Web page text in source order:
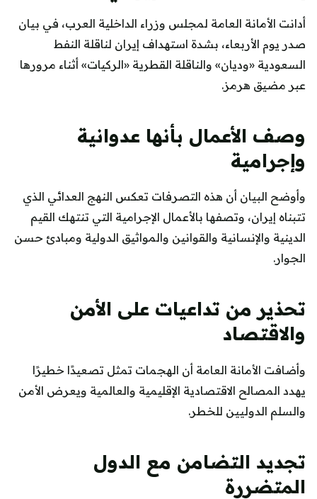
أدانت الأمانة العامة لمجلس وزراء الداخلية العرب، في بيان
صدر يوم الأربعاء، بشدة استهداف إيران لناقلة النفط
السعودية «وديان» والناقلة القطرية «الركيات» أثناء مرورها
عبر مضيق هرمز.
وصف الأعمال بأنها عدوانية
وإجرامية
وأوضح البيان أن هذه التصرفات تعكس النهج العدائي الذي
تتبناه إيران، وتصفها بالأعمال الإجرامية التي تنتهك القيم
الدينية والإنسانية والقوانين والمواثيق الدولية ومبادئ حسن
الجوار.
تحذير من تداعيات على الأمن
والاقتصاد
وأضافت الأمانة العامة أن الهجمات تمثل تصعيدًا خطيرًا
يهدد المصالح الاقتصادية الإقليمية والعالمية ويعرض الأمن
والسلم الدوليين للخطر.
تجديد التضامن مع الدول
المتضررة